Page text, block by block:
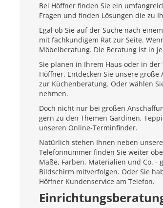
Bei Höffner finden Sie ein
Fragen und finden Lösungen die zu
Egal ob Sie auf der Suche nach
mit fachkundigem Rat zur Seite.
Möbelberatung. Die Beratung ist in
Sie planen in Ihrem Haus oder in
Höffner. Entdecken Sie unsere
zur Küchenberatung. Oder wählen
nehmen.
Doch nicht nur bei großen
gern zu den Themen Gardinen,
unseren Online-Terminfinder.
Natürlich stehen Ihnen neben
Telefonnummer finden Sie weiter
Maße, Farben, Materialien und Co. -
Bildschirm mitverfolgen. Oder Sie
Höffner Kundenservice am Telefon.